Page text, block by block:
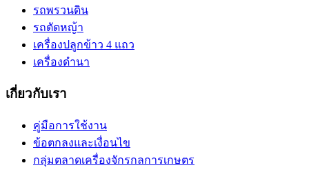
รถพรวนดิน
รถตัดหญ้า
เครื่องปลูกข้าว 4 แถว
เครื่องดำนา
เกี่ยวกับเรา
คู่มือการใช้งาน
ข้อตกลงและเงื่อนไข
กลุ่มตลาดเครื่องจักรกลการเกษตร